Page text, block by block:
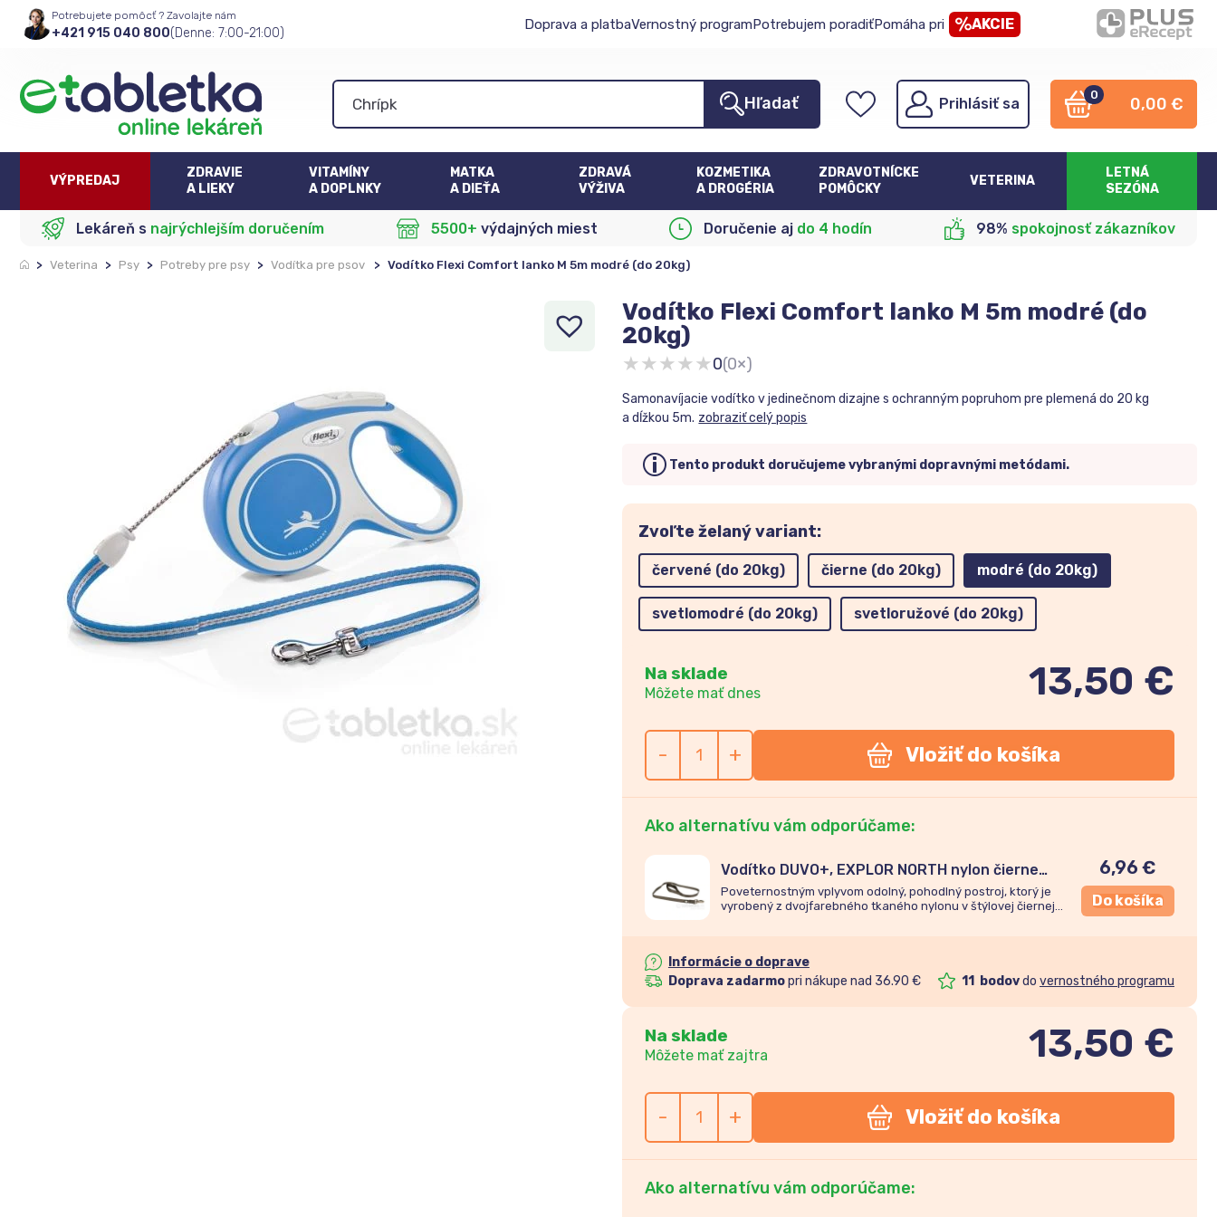
Potrebujete pomôcť ? Zavolajte nám
+421 915 040 800(Denne: 7:00-21:00)
Doprava a platbaVernostný programPotrebujem poradiťPomáha pri AKCIE
Hľadať Prihlásiť sa
0 0,00 €
VÝPREDAJ
ZDRAVIE
A LIEKY
VITAMÍNY
A DOPLNKY
MATKA
A DIEŤA
ZDRAVÁ
VÝŽIVA
KOZMETIKA
A DROGÉRIA
ZDRAVOTNÍCKE
POMÔCKY
VETERINA
LETNÁ
SEZÓNA
Lekáreň s najrýchlejším doručením 5500+ výdajných miest Doručenie aj do 4 hodín 98% spokojnosť zákazníkov
> Veterina > Psy > Potreby pre psy > Vodítka pre psov > Vodítko Flexi Comfort lanko M 5m modré (do 20kg)
Vodítko Flexi Comfort lanko M 5m modré (do
20kg)
★★★★★0(0×)
Samonavíjacie vodítko v jedinečnom dizajne s ochranným popruhom pre plemená do 20 kg
a dĺžkou 5m. zobraziť celý popis
Tento produkt doručujeme vybranými dopravnými metódami.
Zvoľte želaný variant:
červené (do 20kg) čierne (do 20kg) modré (do 20kg)
svetlomodré (do 20kg) svetloružové (do 20kg)
Na sklade
Môžete mať dnes 13,50 €
- + Vložiť do košíka
Ako alternatívu vám odporúčame:
Vodítko DUVO+, EXPLOR NORTH nylon čierne
100cm/20mm
Poveternostným vplyvom odolný, pohodlný postroj, ktorý je
vyrobený z dvojfarebného tkaného nylonu v štýlovej čiernej
6,96 €
Do košíka
Informácie o doprave
Doprava zadarmopri nákupe nad 36.90 € 11 bodovdo vernostného programu
Na sklade
Môžete mať zajtra 13,50 €
- + Vložiť do košíka
Ako alternatívu vám odporúčame: